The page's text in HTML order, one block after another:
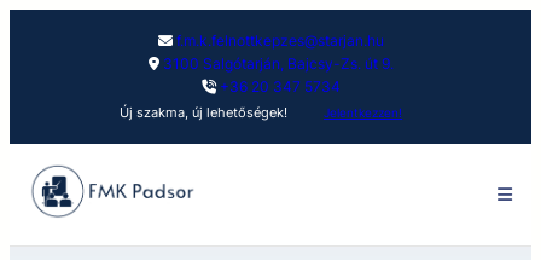
f.m.k.felnottkepzes@starjan.hu
3100 Salgótarján, Bajcsy-Zs. út 9.
+36 20 347 5734
Új szakma, új lehetőségek! Jelentkezzen!